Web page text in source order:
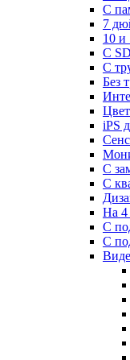
C
7
10 и
С
С
Без
iPS
С
C
На 4
С
С